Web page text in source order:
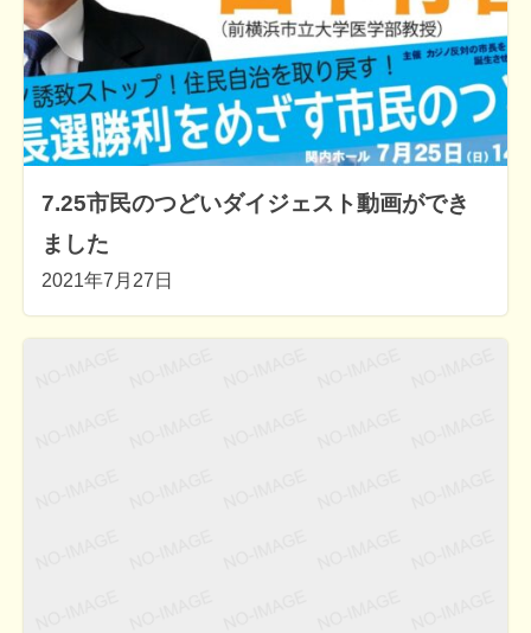
7.25市民のつどいダイジェスト動画ができ
ました
2021年7月27日